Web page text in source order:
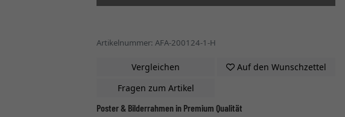
Artikelnummer: AFA-200124-1-H
Vergleichen
Auf den Wunschzettel
Fragen zum Artikel
Poster & Bilderrahmen in Premium Qualität